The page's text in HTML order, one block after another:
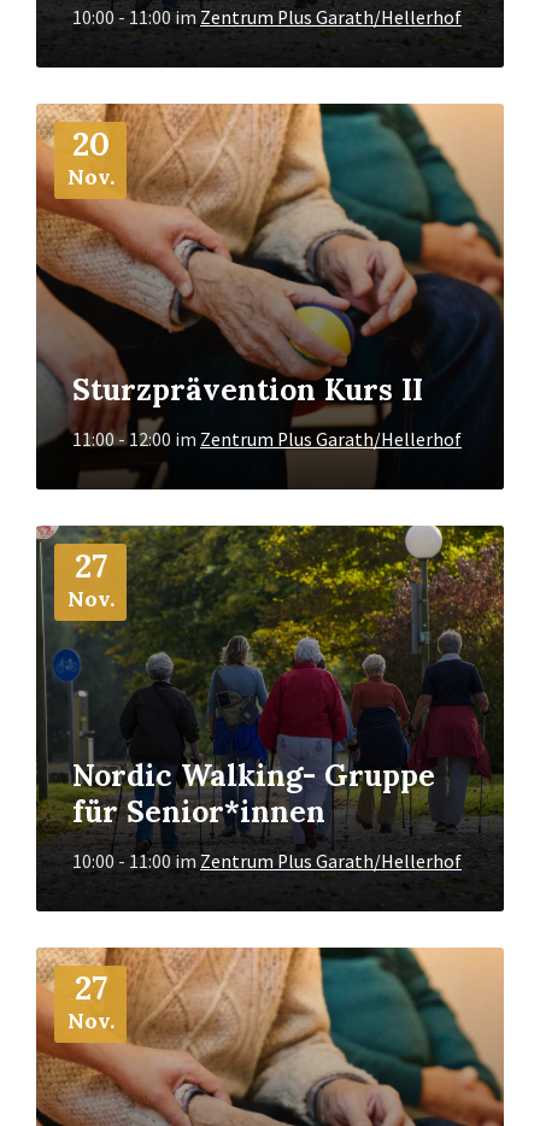
10:00 - 11:00imZentrum Plus Garath/Hellerhof
20
Nov.
Sturzprävention Kurs II
11:00 - 12:00 im Zentrum Plus Garath/Hellerhof
Mehr
Info
27
Nov.
Nordic Walking- Gruppe
für Senior*innen
10:00 - 11:00imZentrum Plus Garath/Hellerhof
Mehr
Info
27
Nov.
Mehr
Info